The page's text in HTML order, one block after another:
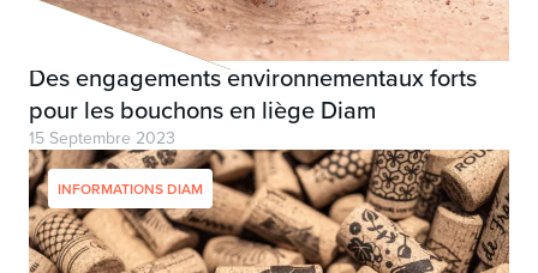
Des engagements environnementaux forts
pour les bouchons en liège Diam
15 Septembre 2023
INFORMATIONS DIAM